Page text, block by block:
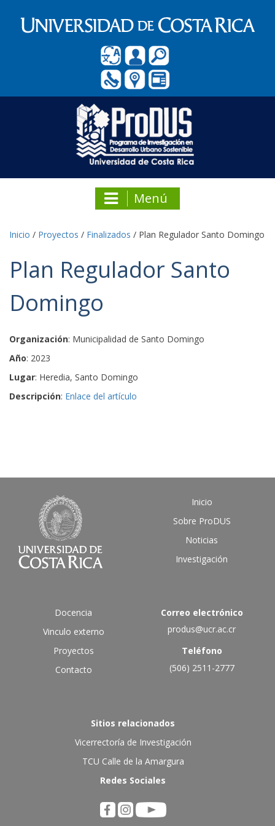
Menú
Inicio / Proyectos / Finalizados / Plan Regulador Santo Domingo
Plan Regulador Santo
Domingo
Organización: Municipalidad de Santo Domingo
Año: 2023
Lugar: Heredia, Santo Domingo
Descripción: Enlace del artículo
Inicio
Sobre ProDUS
Noticias
Investigación
Docencia
Vinculo externo
Proyectos
Contacto
Correo electrónico
produs@ucr.ac.cr
Teléfono
(506) 2511-2777
Sitios relacionados
Vicerrectoría de Investigación
TCU Calle de la Amargura
Redes Sociales